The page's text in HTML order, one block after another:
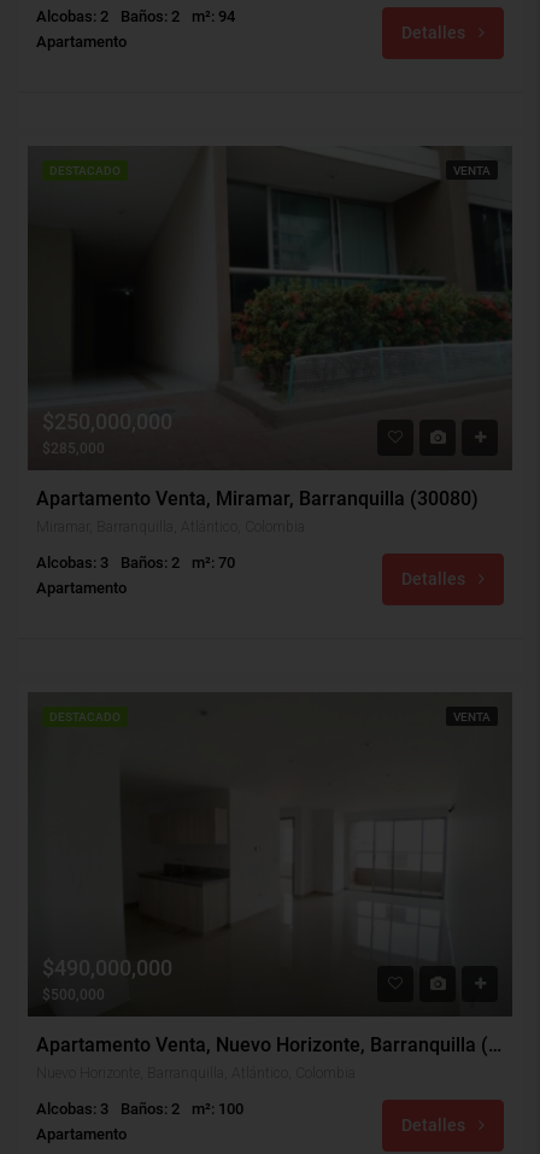
Alcobas: 2 Baños: 2
m²: 94
Apartamento
Detalles
DESTACADO VENTA
$250,000,000
$285,000
Apartamento Venta, Miramar, Barranquilla (30080)
Alcobas: 3 Baños: 2
m²: 70
Apartamento
Detalles
DESTACADO VENTA
$490,000,000
$500,000
Apartamento Venta, Nuevo Horizonte, Barranquilla (30457)
Alcobas: 3 Baños: 2
m²: 100
Apartamento
Detalles